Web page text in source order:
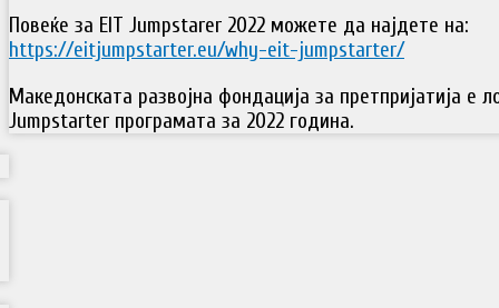
Повеќе за EIT Jumpstarer 2022 можете да најдете на:
https://eitjumpstarter.eu/why-eit-jumpstarter/
Македонската развојна фондација за претпријатија е
Jumpstarter програмата за 2022 година.